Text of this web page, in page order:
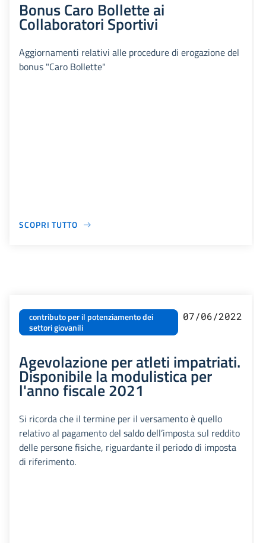
Bonus Caro Bollette ai
Collaboratori Sportivi
Aggiornamenti relativi alle procedure di erogazione del
bonus "Caro Bollette"
SCOPRI TUTTO
contributo per il potenziamento dei
settori giovanili
07/06/2022
Agevolazione per atleti impatriati.
Disponibile la modulistica per
l'anno fiscale 2021
Si ricorda che il termine per il versamento è quello
relativo al pagamento del saldo dell’imposta sul reddito
delle persone fisiche, riguardante il periodo di imposta
di riferimento.